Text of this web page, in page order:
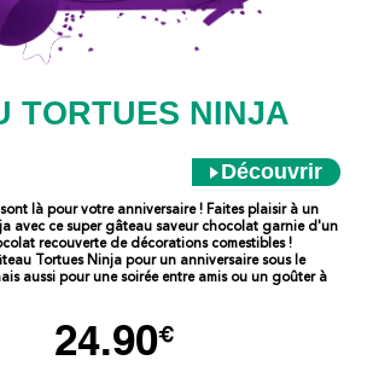
TORTUES NINJA
Découvrir
là pour votre anniversaire ! Faites plaisir à un
avec ce super gâteau saveur chocolat garnie d'un
recouverte de décorations comestibles !
Tortues Ninja pour un anniversaire sous le
aussi pour une soirée entre amis ou un goûter à
24.90€